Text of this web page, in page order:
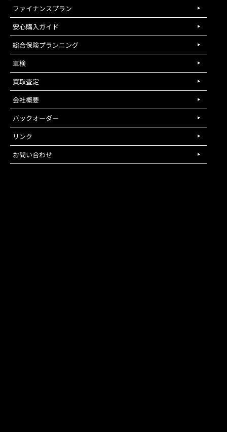
ファイナンスプラン
安心購入ガイド
総合保険プランニング
車検
買取査定
会社概要
バックオーダー
リンク
お問い合わせ